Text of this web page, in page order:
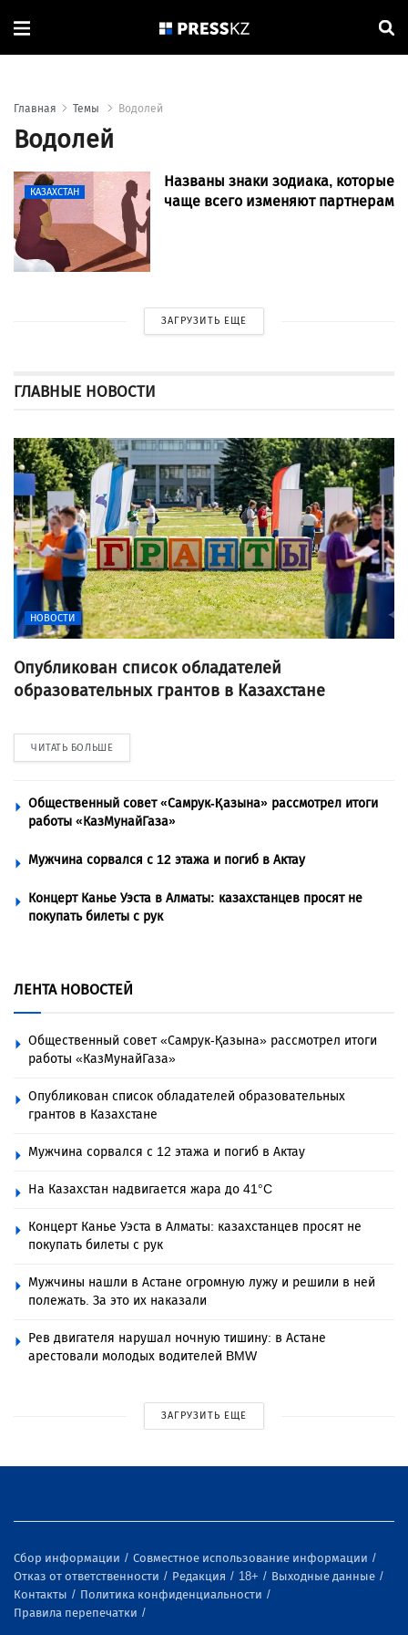
Главная Темы Водолей
Водолей
КАЗАХСТАН
Названы знаки зодиака, которые
чаще всего изменяют партнерам
ЗАГРУЗИТЬ ЕЩЕ
ГЛАВНЫЕ НОВОСТИ
НОВОСТИ
Опубликован список обладателей
образовательных грантов в Казахстане
ЧИТАТЬ БОЛЬШЕ
Общественный совет «Самрук-Қазына» рассмотрел итоги
работы «КазМунайГаза»
Мужчина сорвался с 12 этажа и погиб в Актау
Концерт Канье Уэста в Алматы: казахстанцев просят не
покупать билеты с рук
ЛЕНТА НОВОСТЕЙ
Общественный совет «Самрук-Қазына» рассмотрел итоги
работы «КазМунайГаза»
Опубликован список обладателей образовательных
грантов в Казахстане
Мужчина сорвался с 12 этажа и погиб в Актау
На Казахстан надвигается жара до 41°C
Концерт Канье Уэста в Алматы: казахстанцев просят не
покупать билеты с рук
Мужчины нашли в Астане огромную лужу и решили в ней
полежать. За это их наказали
Рев двигателя нарушал ночную тишину: в Астане
арестовали молодых водителей BMW
ЗАГРУЗИТЬ ЕЩЕ
Сбор информации
Совместное использование информации
Отказ от ответственности
Редакция 18+
Выходные данные
Контакты
Политика конфиденциальности
Правила перепечатки